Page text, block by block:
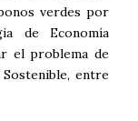
verdes por
de Economía
el problema de
entre